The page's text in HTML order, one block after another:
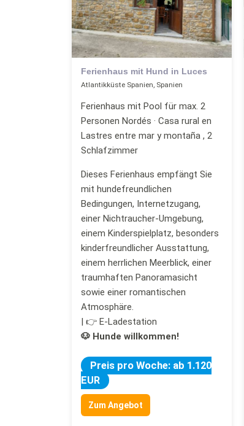
Ferienhaus mit Hund in Luces
Atlantikküste Spanien, Spanien
Ferienhaus mit Pool für max. 2
Personen Nordés · Casa rural en
Lastres entre mar y montaña , 2
Schlafzimmer
Dieses Ferienhaus empfängt Sie
mit hundefreundlichen
Bedingungen, Internetzugang,
einer Nichtraucher-Umgebung,
einem Kinderspielplatz, besonders
kinderfreundlicher Ausstattung,
einem herrlichen Meerblick, einer
traumhaften Panoramasicht
sowie einer romantischen
Atmosphäre.
| 👉 E-Ladestation
🐶 Hunde willkommen!
Preis pro Woche: ab 1.120
EUR
Zum Angebot